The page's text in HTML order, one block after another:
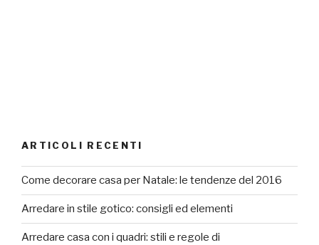
ARTICOLI RECENTI
Come decorare casa per Natale: le tendenze del 2016
Arredare in stile gotico: consigli ed elementi
Arredare casa con i quadri: stili e regole di